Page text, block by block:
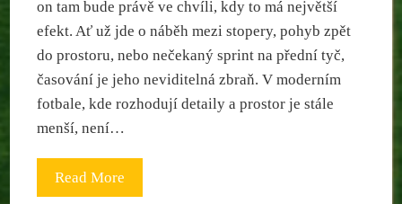
on tam bude právě ve chvíli, kdy to má největší
efekt. Ať už jde o náběh mezi stopery, pohyb zpět
do prostoru, nebo nečekaný sprint na přední tyč,
časování je jeho neviditelná zbraň. V moderním
fotbale, kde rozhodují detaily a prostor je stále
menší, není…
Read More